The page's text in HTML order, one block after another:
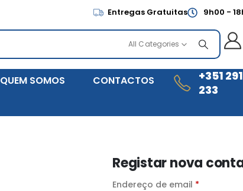
Entregas Gratuitas 9h00 -
All Categories
QUEM SOMOS
CONTACTOS
+351
233
Registar nova
Endereço de email *